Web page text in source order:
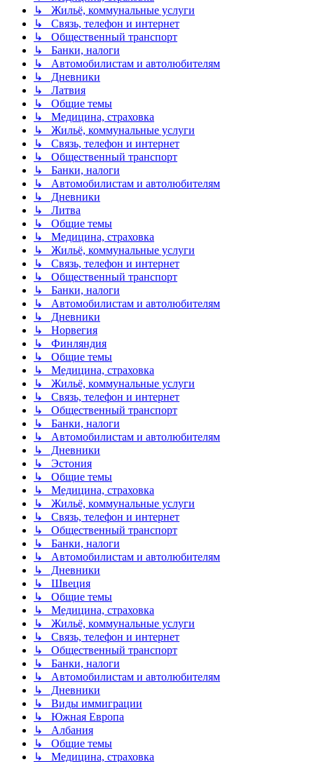
↳ Жильё, коммунальные услуги
↳ Связь, телефон и интернет
↳ Общественный транспорт
↳ Банки, налоги
↳ Автомобилистам и автолюбителям
↳ Дневники
↳ Латвия
↳ Общие темы
↳ Медицина, страховка
↳ Жильё, коммунальные услуги
↳ Связь, телефон и интернет
↳ Общественный транспорт
↳ Банки, налоги
↳ Автомобилистам и автолюбителям
↳ Дневники
↳ Литва
↳ Общие темы
↳ Медицина, страховка
↳ Жильё, коммунальные услуги
↳ Связь, телефон и интернет
↳ Общественный транспорт
↳ Банки, налоги
↳ Автомобилистам и автолюбителям
↳ Дневники
↳ Норвегия
↳ Финляндия
↳ Общие темы
↳ Медицина, страховка
↳ Жильё, коммунальные услуги
↳ Связь, телефон и интернет
↳ Общественный транспорт
↳ Банки, налоги
↳ Автомобилистам и автолюбителям
↳ Дневники
↳ Эстония
↳ Общие темы
↳ Медицина, страховка
↳ Жильё, коммунальные услуги
↳ Связь, телефон и интернет
↳ Общественный транспорт
↳ Банки, налоги
↳ Автомобилистам и автолюбителям
↳ Дневники
↳ Швеция
↳ Общие темы
↳ Медицина, страховка
↳ Жильё, коммунальные услуги
↳ Связь, телефон и интернет
↳ Общественный транспорт
↳ Банки, налоги
↳ Автомобилистам и автолюбителям
↳ Дневники
↳ Виды иммиграции
↳ Южная Европа
↳ Албания
↳ Общие темы
↳ Медицина, страховка